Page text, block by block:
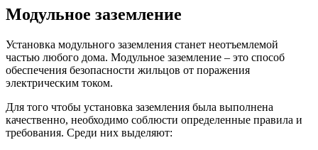
Модульное заземление
Установка модульного заземления станет неотъемлемой
частью любого дома. Модульное заземление – это способ
обеспечения безопасности жильцов от поражения
электрическим током.
Для того чтобы установка заземления была выполнена
качественно, необходимо соблюсти определенные правила и
требования. Среди них выделяют: